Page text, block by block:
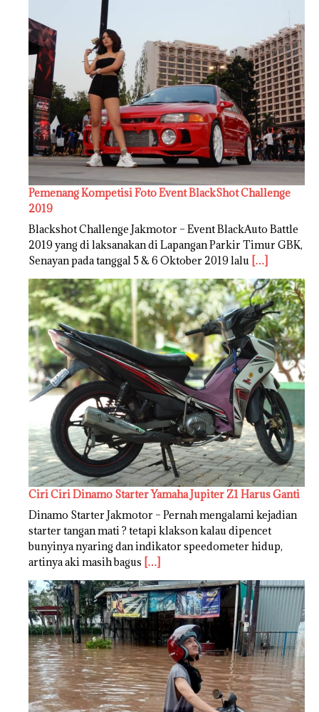
Pemenang Kompetisi Foto Event BlackShot Challenge
2019
Blackshot Challenge Jakmotor – Event BlackAuto Battle
2019 yang di laksanakan di Lapangan Parkir Timur GBK,
Senayan pada tanggal 5 & 6 Oktober 2019 lalu […]
Ciri Ciri Dinamo Starter Yamaha Jupiter Z1 Harus Ganti
Dinamo Starter Jakmotor – Pernah mengalami kejadian
starter tangan mati ? tetapi klakson kalau dipencet
bunyinya nyaring dan indikator speedometer hidup,
artinya aki masih bagus […]